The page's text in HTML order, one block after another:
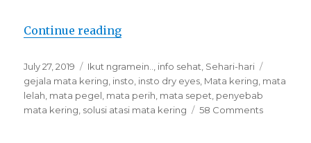
Continue reading“Dengan Insto Dry Eyes, Bye
Posted
on
July 27, 2019 Categories
Ikut ngramein.., info sehat, Sehari-hari
gejala mata kering, insto, insto dry eyes, Mata kering, mata
lelah, mata pegel, mata perih, mata sepet, penyebab
mata kering, solusi atasi mata kering 58 Commentson